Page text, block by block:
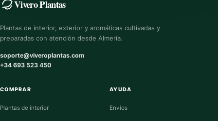
Vivero Plantas
Plantas de interior, exterior y aromáticas cultivadas y
preparadas con atención desde Almería.
soporte@viveroplantas.com
+34 693 523 450
COMPRAR
Plantas de interior
AYUDA
Envíos